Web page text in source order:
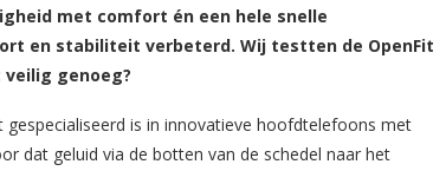
met comfort én een hele snelle
en stabiliteit verbeterd. Wij testten de OpenFit
genoeg?
is in innovatieve hoofdtelefoons met
dat geluid via de botten van de schedel naar het